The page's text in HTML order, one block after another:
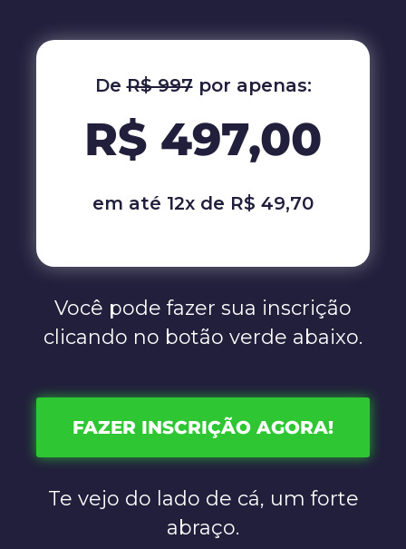
DeR$ 997por apenas:
R$ 497,00
em até 12x de R$ 49,70
Você pode fazer sua inscrição
clicando no botão verde abaixo.
FAZER INSCRIÇÃO AGORA!
Te vejo do lado de cá, um forte
abraço.